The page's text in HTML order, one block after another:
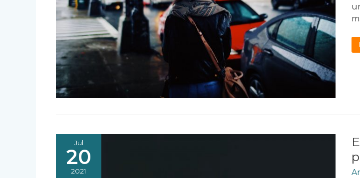
Jul
20
2021